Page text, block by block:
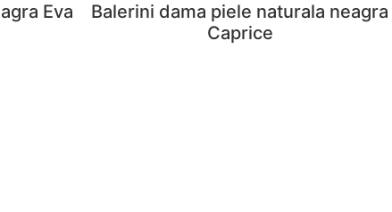
Eva
Balerini dama piele naturala neagra
Caprice